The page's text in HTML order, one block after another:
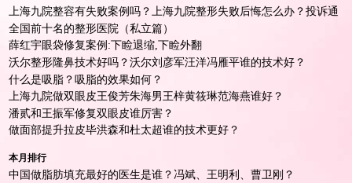
上海九院整容有失败案例吗？上海九院整形失败后悔怎么办？投诉通
道
全国前十名的整形医院（私立篇）
薛红宇眼袋修复案例:下睑退缩,下睑外翻
沃尔整形隆鼻技术好吗？沃尔刘彦军汪洋冯雁平谁的技术好？
什么是吸脂？吸脂的效果如何？
上海九院做双眼皮王俊芳朱海男王梓黄筱琳范海燕谁好？
潘贰和王振军修复双眼皮谁厉害？
做面部提升拉皮毕洪森和杜太超谁的技术更好？
本月排行
中国做脂肪填充最好的医生是谁？冯斌、王明利、曹卫刚？